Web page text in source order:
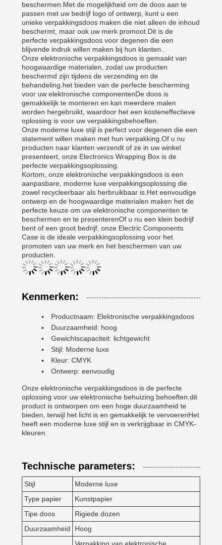
beschermen.Met de mogelijkheid om de doos aan te
passen met uw bedrijf logo of ontwerp, kunt u een
unieke verpakkingsdoos maken die niet alleen de inhoud
beschermt, maar ook uw merk promoot.Dit is de
perfecte verpakkingsdoos voor degenen die een
blijvende indruk willen maken bij hun klanten..
Onze elektronische verpakkingsdoos is gemaakt van
hoogwaardige materialen, zodat uw producten
beschermd zijn tijdens de verzending en de
behandeling.het bieden van de perfecte bescherming
voor uw elektronische componentenDe doos is
gemakkelijk te monteren en kan meerdere malen
worden hergebruikt, waardoor het een kosteneffectieve
oplossing is voor uw verpakkingsbehoeften.
Onze moderne luxe stijl is perfect voor degenen die een
statement willen maken met hun verpakking.Of u nu
producten naar klanten verzendt of ze in uw winkel
presenteert, onze Electronics Wrapping Box is de
perfecte verpakkingsoplossing.
Kortom, onze elektronische verpakkingsdoos is een
aanpasbare, moderne luxe verpakkingsoplossing die
zowel recycleerbaar als herbruikbaar is.Het eenvoudige
ontwerp en de hoogwaardige materialen maken het de
perfecte keuze om uw elektronische componenten te
beschermen en te presenterenOf u nu een klein bedrijf
bent of een groot bedrijf, onze Electric Components
Case is de ideale verpakkingsoplossing voor het
promoten van uw merk en het beschermen van uw
producten.
Kenmerken:
Productnaam: Elektronische verpakkingsdoos
Duurzaamheid: hoog
Gewichtscapaciteit: lichtgewicht
Stijl: Moderne luxe
Kleur: CMYK
Ontwerp: eenvoudig
Onze elektronische verpakkingsdoos is de perfecte
oplossing voor uw elektronische behuizing behoeften.dit
product is ontworpen om een hoge duurzaamheid te
bieden, terwijl het licht is en gemakkelijk te vervoerenHet
heeft een moderne luxe stijl en is verkrijgbaar in CMYK-
kleuren.
Technische parameters:
Stijl
Moderne luxe
Type papier
Kunstpapier
Tipe doos
Rigiede dozen
Duurzaamheid
Hoog